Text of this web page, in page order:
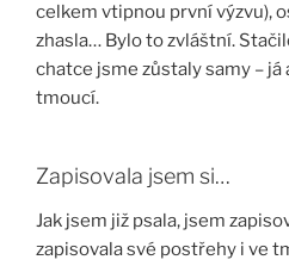
celkem vtipnou první výzvu),
zhasla… Bylo to zvláštní.
chatce jsme zůstaly samy – já
tmoucí.
Zapisovala jsem si…
Jak jsem již psala, jsem
zapisovala své postřehy i ve